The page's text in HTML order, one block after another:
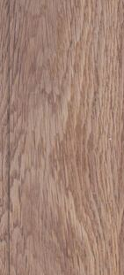
picture-2600 (9)